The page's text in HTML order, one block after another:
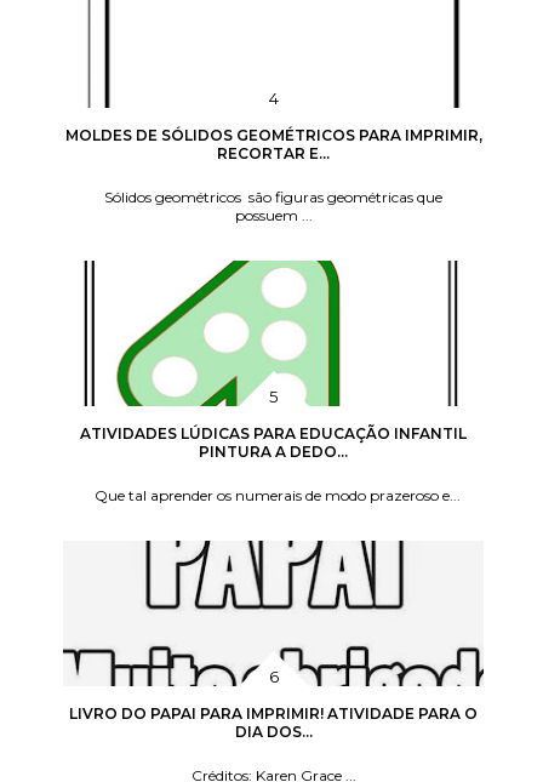
MOLDES DE SÓLIDOS GEOMÉTRICOS PARA IMPRIMIR,
RECORTAR E...
Sólidos geométricos são figuras geométricas que
possuem ...
ATIVIDADES LÚDICAS PARA EDUCAÇÃO INFANTIL
PINTURA A DEDO...
Que tal aprender os numerais de modo prazeroso e...
LIVRO DO PAPAI PARA IMPRIMIR! ATIVIDADE PARA O
DIA DOS...
Créditos: Karen Grace ...